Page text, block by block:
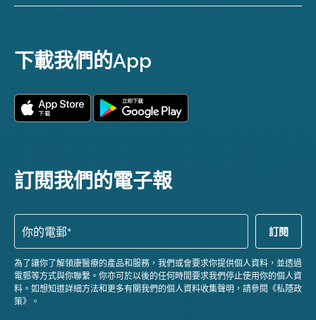
下載我們的App
訂閱我們的電子報
為了讓你了解領康醫療的產品和服務，我們或會要求你提供個人資料，並透過
電郵等方式與你聯繫。你亦可於以後的任何時間要求我們停止使用你的個人資
料。如想知道詳細方法和更多有關我們的個人資料收集聲明，請參閱《私隱政
策》。